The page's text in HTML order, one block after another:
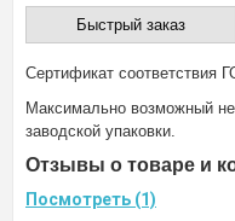
Быстрый заказ
Сертификат соответствия
Максимально возможный
заводской упаковки.
Отзывы о товаре и
Посмотреть (1)